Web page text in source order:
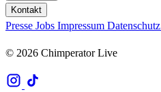
Kontakt
Presse Jobs Impressum Datenschutz
© 2026 Chimperator Live